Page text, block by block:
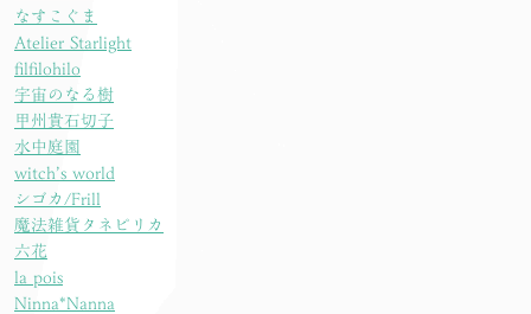
なすこぐま
Atelier Starlight
filfilohilo
宇宙のなる樹
甲州貴石切子
水中庭園
witch’s world
シゴカ/Frill
魔法雑貨タネピリカ
六花
la pois
Ninna*Nanna